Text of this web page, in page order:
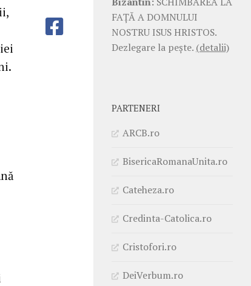
FAŢĂ A DOMNULUI
NOSTRU ISUS HRISTOS.
Dezlegare la pește. (detalii)
PARTENERI
ARCB.ro
BisericaRomanaUnita.ro
Cateheza.ro
Credinta-Catolica.ro
Cristofori.ro
DeiVerbum.ro